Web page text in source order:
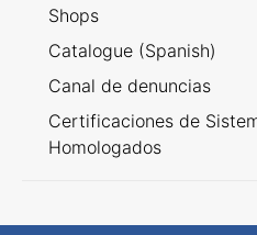
Shops
Catalogue (Spanish)
Canal de denuncias
Certificaciones de
Homologados